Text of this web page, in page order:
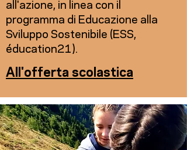
all'azione, in linea con il
programma di Educazione alla
Sviluppo Sostenibile (ESS,
éducation21).
All'offerta scolastica